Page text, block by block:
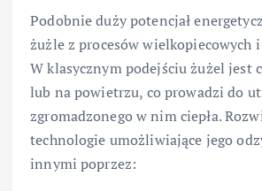
Podobnie duży potencjał
żużle z procesów wielkopiecowych
W klasycznym podejściu żużel jest
lub na powietrzu, co prowadzi do
zgromadzonego w nim ciepła.
technologie umożliwiające jego
innymi poprzez: